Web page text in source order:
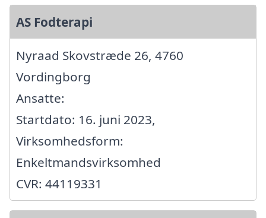
AS Fodterapi
Nyraad Skovstræde 26, 4760
Vordingborg
Ansatte:
Startdato: 16. juni 2023,
Virksomhedsform:
Enkeltmandsvirksomhed
CVR: 44119331